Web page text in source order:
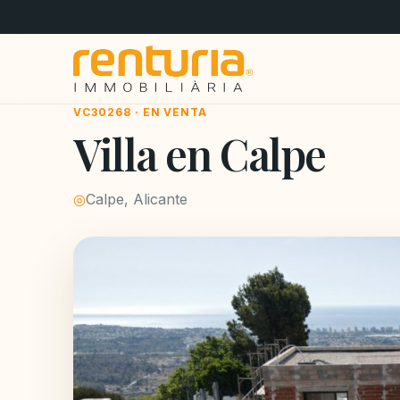
VC30268 · EN VENTA
Villa en Calpe
◎Calpe, Alicante